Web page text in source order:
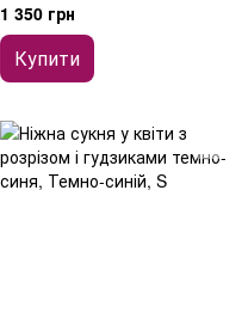
1 350 грн
Купити